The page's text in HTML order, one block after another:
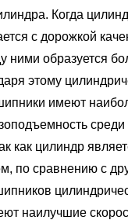
Когда
с дорожкой
ними образуется
этому
имеют
среди
как цилиндр
по сравнению с
наилучшие